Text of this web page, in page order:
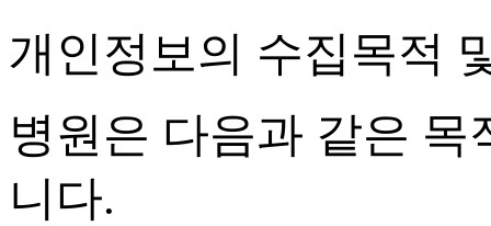
개인정보의 수집목적
병원은 다음과 같은
니다.